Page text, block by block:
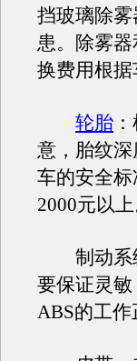
挡玻璃除
患。除雾
换费用根
轮胎
意，胎纹
车的安全
2000元以上
制动系统
要保证灵
ABS的工作